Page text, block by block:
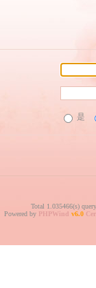
是
Total 1.035466(s)
Powered by PHPWind v6.0